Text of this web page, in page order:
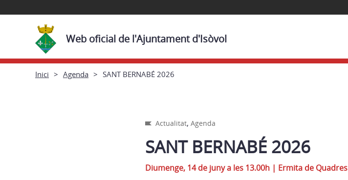
Web oficial de l'Ajuntament d'Isòvol
Inici Agenda SANT BERNABÉ 2026
Actualitat, Agenda
SANT BERNABÉ 2026
Diumenge, 14 de juny a les 13.00h | Ermita de Quadres